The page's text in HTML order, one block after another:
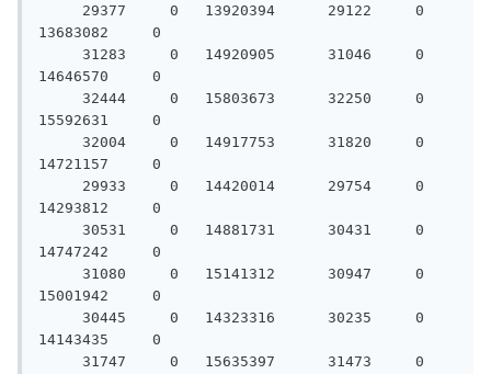
29377     0   13920394      29122     0
13683082     0
31283     0   14920905      31046     0
14646570     0
32444     0   15803673      32250     0
15592631     0
32004     0   14917753      31820     0
14721157     0
29933     0   14420014      29754     0
14293812     0
30531     0   14881731      30431     0
14747242     0
31080     0   15141312      30947     0
15001942     0
30445     0   14323316      30235     0
14143435     0
31747     0   15635397      31473     0